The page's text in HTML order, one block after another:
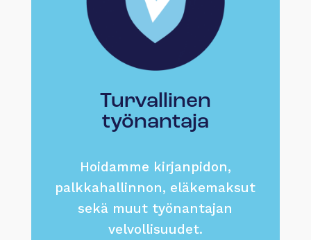
Turvallinen
työnantaja
Hoidamme kirjanpidon,
palkkahallinnon, eläkemaksut
sekä muut työnantajan
velvollisuudet.